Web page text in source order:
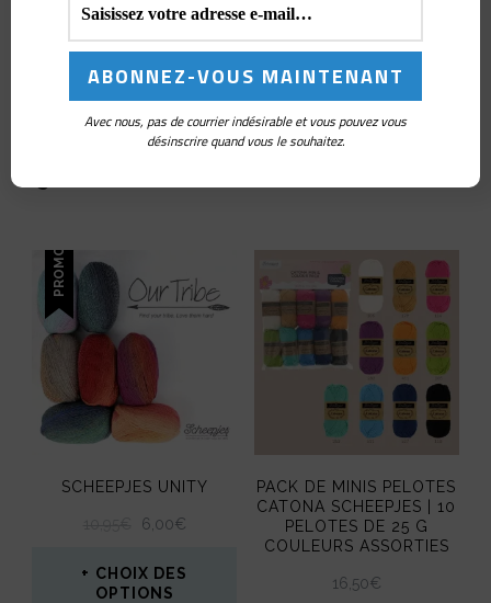
iconique
Produits similaires
PROMO !
SCHEEPJES UNITY
LE
INITIAL
ÉTAIT :
6,00€LE
ACTUEL
CHOIX DES
OPTIONS
PACK DE MINIS PELOTES
CATONA SCHEEPJES | 10
PELOTES DE 25 G
COULEURS ASSORTIES
16,50€
Avec nous, pas de courrier indésirable et vous pouvez vous
désinscrire quand vous le souhaitez.